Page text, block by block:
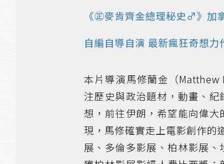
《㊣麥肯齊金總理秘史♂》加
自編自導自演 最新瘋狂奇想力
本片導演馬修蘭金（
注歷史與政治題材，動畫、
想，前往伊朗，希望能向偉
現，馬修確實走上電影創作的
展、多倫多影展、柏林影展